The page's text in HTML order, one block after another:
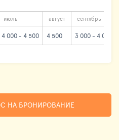
июль август сентябрь
4 000 - 4 500 4 500 3 000 - 4 000
НА БРОНИРОВАНИЕ